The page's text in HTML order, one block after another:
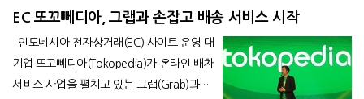
스 인도네시아 3일자 보도에 따르면 APTRIN
EC 또꼬뻬디아, 그랩과 손잡고 배송 서비스 시작
기업 또고뻬디아(Tokopedia)가 온라인 배차
서비스 사업을 펼치고 있는 그랩(Grab)과의